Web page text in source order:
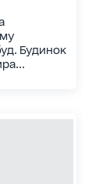
Будинок